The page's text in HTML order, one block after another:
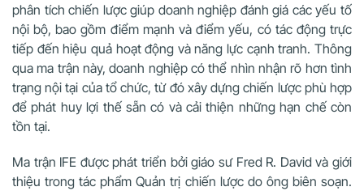
phân tích chiến lược giúp doanh nghiệp đánh giá các yếu tố
nội bộ, bao gồm điểm mạnh và điểm yếu, có tác động trực
tiếp đến hiệu quả hoạt động và năng lực cạnh tranh. Thông
qua ma trận này, doanh nghiệp có thể nhìn nhận rõ hơn tình
trạng nội tại của tổ chức, từ đó xây dựng chiến lược phù hợp
để phát huy lợi thế sẵn có và cải thiện những hạn chế còn
tồn tại.
Ma trận IFE được phát triển bởi giáo sư Fred R. David và giới
thiệu trong tác phẩm Quản trị chiến lược do ông biên soạn.